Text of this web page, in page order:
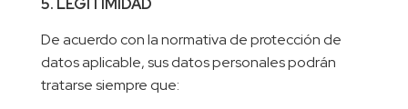
5. LEGITIMIDAD
De acuerdo con la normativa de protección de
datos aplicable, sus datos personales podrán
tratarse siempre que: